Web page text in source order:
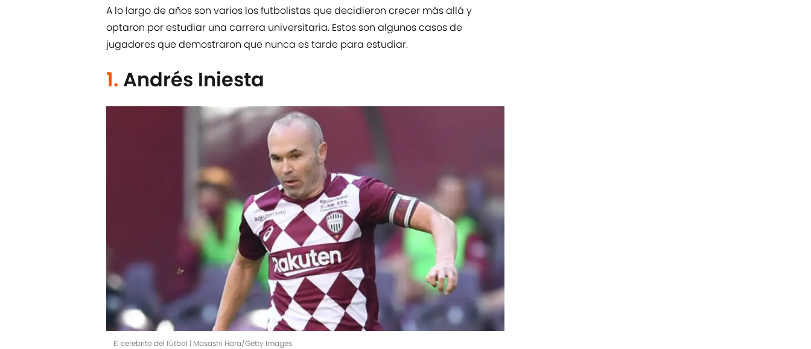
A lo largo de años son varios los futbolistas que decidieron crecer más allá y
optaron por estudiar una carrera universitaria. Estos son algunos casos de
jugadores que demostraron que nunca es tarde para estudiar.
1. Andrés Iniesta
El cerebrito del fútbol | Masashi Hara/Getty Images